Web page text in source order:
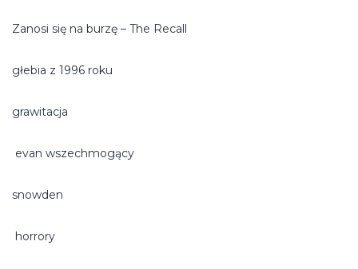
Zanosi się na burzę – The Recall
głebia z 1996 roku
grawitacja
evan wszechmogący
snowden
horrory